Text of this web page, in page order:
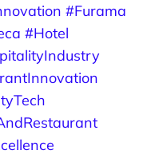
#Furama
#Hotel